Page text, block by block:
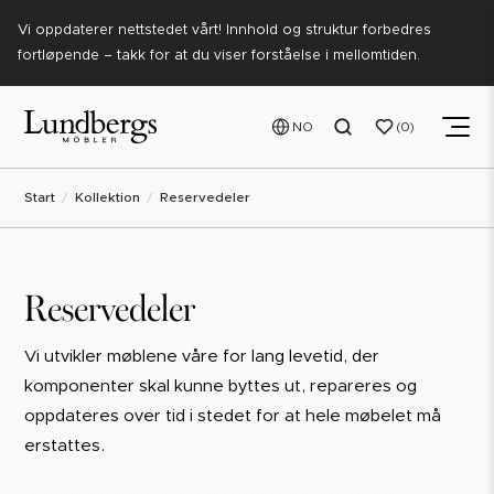
Vi oppdaterer nettstedet vårt! Innhold og struktur forbedres
fortløpende – takk for at du viser forståelse i mellomtiden.
NO 0
Start Kollektion Reservedeler
Reservedeler
Vi utvikler møblene våre for lang levetid, der
komponenter skal kunne byttes ut, repareres og
oppdateres over tid i stedet for at hele møbelet må
erstattes.